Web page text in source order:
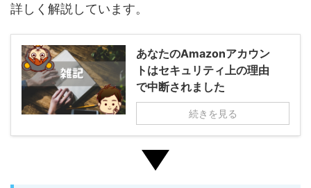
詳しく解説しています。
あなたのAmazonアカウン
トはセキュリティ上の理由
で中断されました
続きを見る